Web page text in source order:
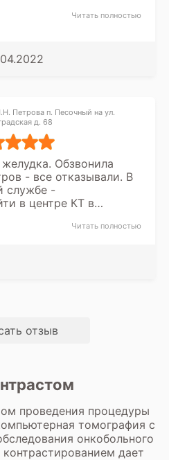
поместили вЧитать полностью
Петрова п. Песочный на ул.
д. 68
Обзвонила
- все отказывали. В
службе -
в центре КТ в
профессионалы.
Читать полностью
отзыв
проведения процедуры
томография с
онкобольного
дает